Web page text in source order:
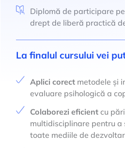
Diplomă de participare
drept de liberă practică
La finalul cursului vei
Aplici corect metodele și
evaluare psihologică a
Colaborezi eficient cu
multidisciplinare pentru a
toate mediile de